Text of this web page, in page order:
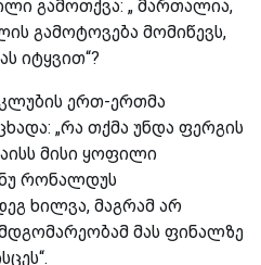
გამოთქვა: „ მართალია,
გამოტოვება მომიწევს,
იტყვით“?
კლუბის ერთ-ერთმა
„რა თქმა უნდა ფერგის
მისი ყოფილი
რონალდუს
ხილვა, მაგრამ არ
მას ფინალზე